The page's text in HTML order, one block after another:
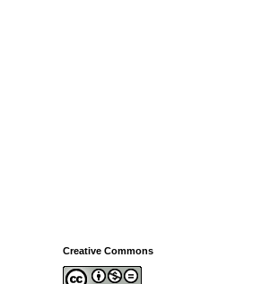
Creative Commons